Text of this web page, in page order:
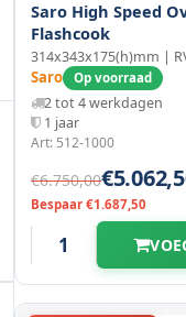
Saro High Speed
Flashcook
314x343x175(h)mm |
Saro Op voorraad
2 tot 4 werkdagen
1 jaar
Art: 512-1000
€6.750,00
Bespaar €1.687,50